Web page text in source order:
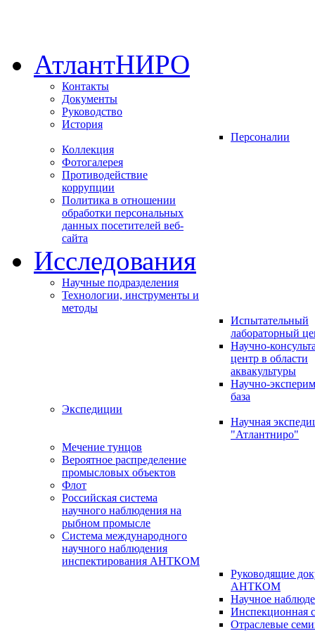
АтлантНИРО
Контакты
Документы
Руководство
История
Персоналии
Коллекция
Фотогалерея
Противодействие
коррупции
Политика в отношении
обработки персональных
данных посетителей веб-
сайта
Исследования
Научные подразделения
Технологии, инструменты и
методы
Испытательный
лабораторный
Научно-
центр в области
аквакультуры
Научно-
база
Экспедиции
Научная
"Атлантниро"
Мечение тунцов
Вероятное распределение
промысловых объектов
Флот
Российская система
научного наблюдения на
рыбном промысле
Система международного
научного наблюдения
инспектирования АНТКОМ
Руководящие
АНТКОМ
Научное
Инспекционная
Отраслевые